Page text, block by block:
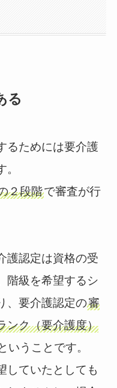
る
るためには要介護
２段階で審査が行
護認定は資格の受
階級を希望するシ
、要介護認定の審
ンク（要介護度）
いうことです。
していたとしても